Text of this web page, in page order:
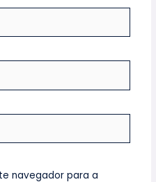
navegador para a